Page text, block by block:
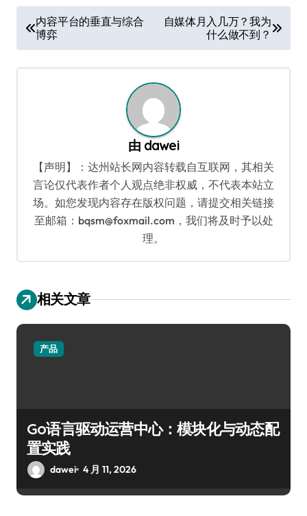
章
导
内容平台的垂直与综合
博弈
自媒体月入几万？我为
什么做不到？
由 dawei
【声明】：达州站长网内容转载自互联网，其相关
言论仅代表作者个人观点绝非权威，不代表本站立
场。如您发现内容存在版权问题，请提交相关链接
至邮箱：bqsm@foxmail.com，我们将及时予以处
理。
相关文章
产品
Go语言驱动运营中心：模块化与动态配
置实践
dawei 4 月 11, 2026